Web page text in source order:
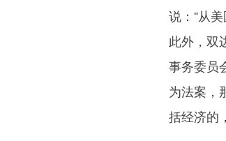
说：“从
此外，双
事务委员
为法案，
括经济的